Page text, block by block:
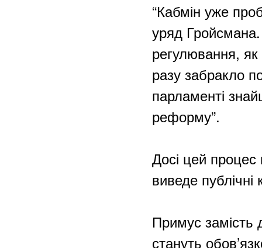
“Кабмін уже
уряд
регулювання,
разу забракло
парламенті
реформу”.
Досі цей процес
виведе
Примус замість
стануть